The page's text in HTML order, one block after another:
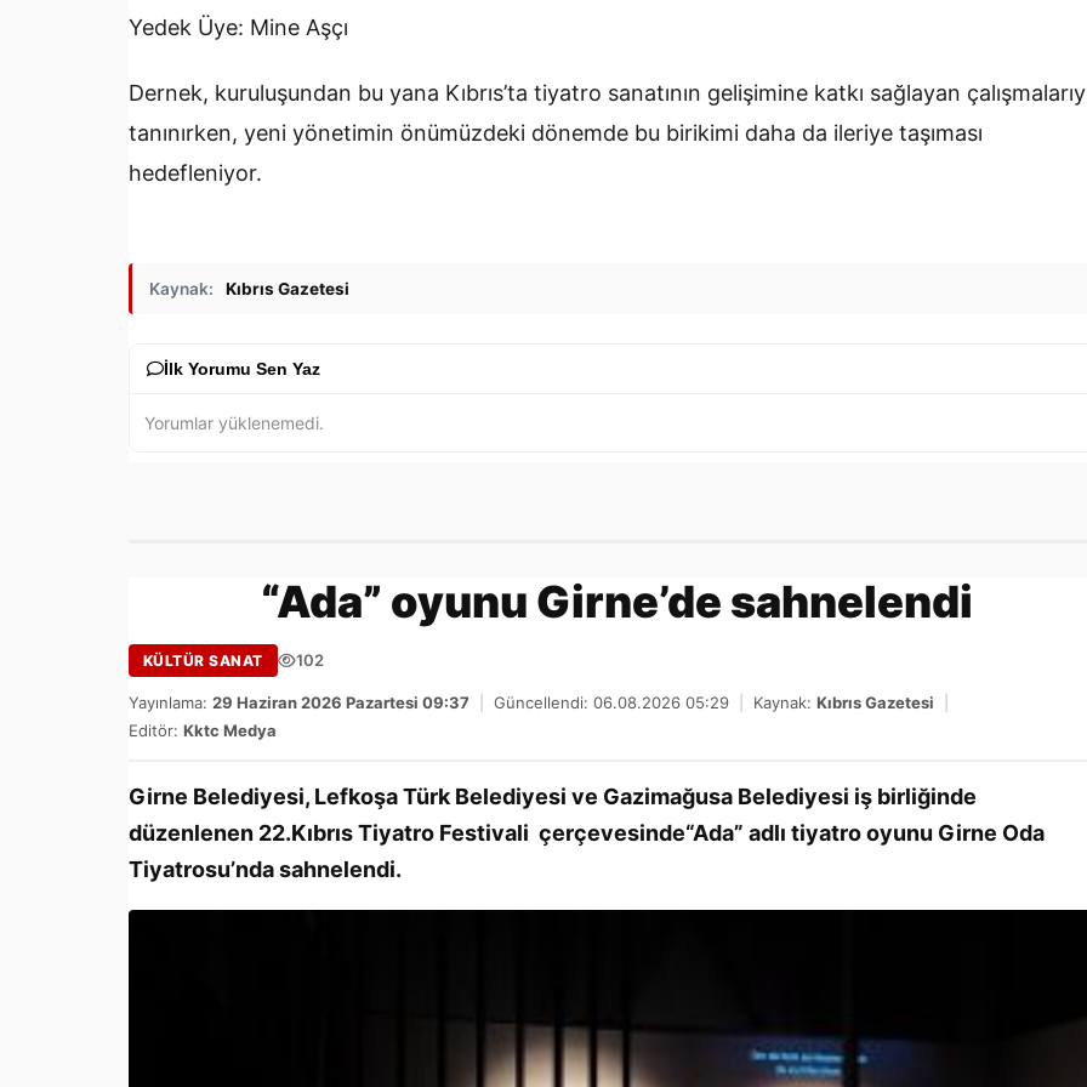
Yedek Üye: Mine Aşçı
Dernek, kuruluşundan bu yana Kıbrıs’ta tiyatro sanatının gelişimine katkı sağlayan
tanınırken, yeni yönetimin önümüzdeki dönemde bu birikimi daha da ileriye taşıması
hedefleniyor.
Kaynak: Kıbrıs Gazetesi
İlk Yorumu Sen Yaz
Yorumlar yüklenemedi.
“Ada” oyunu Girne’de sahnelendi
KÜLTÜR SANAT 102
Yayınlama: 29 Haziran 2026 Pazartesi 09:37 Güncellendi: 06.08.2026 05:29 Kaynak: Kıbrıs Gazetesi
Editör: Kktc Medya
Girne Belediyesi, Lefkoşa Türk Belediyesi ve Gazimağusa Belediyesi iş birliğinde
düzenlenen 22.Kıbrıs Tiyatro Festivali çerçevesinde“Ada” adlı tiyatro oyunu Girne Oda
Tiyatrosu’nda sahnelendi.